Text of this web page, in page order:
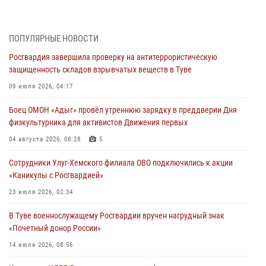
Росгвардия проверила организацию отдыха детей в детских
31 июля 2026, 03:49
Сотрудники вневедомственной охраны приняли участие в акции
29 июля 2026, 09:41
26 сигналов «Тревога» с автотранспортов отработали экипажи
29 июля 2026, 08:37
В Туве офицер Росгвардии подвела итоги юбилейного личного
28 июля 2026, 07:48
ПОПУЛЯРНЫЕ НОВОСТИ
Росгвардия завершила проверку на антитеррористическую
защищенность складов взрывчатых веществ в Туве
09 июля 2026, 04:17
Боец ОМОН «Адыг» провёл утреннюю зарядку в преддверии Дня
физкультурника для активистов Движения первых
04 августа 2026, 08:28 5
Сотрудники Улуг-Хемского филиала ОВО подключились к акции
«Каникулы с Росгвардией»
23 июля 2026, 02:34
В Туве военнослужащему Росгвардии вручен нагрудный знак
«Почетный донор России»
14 июля 2026, 08:56